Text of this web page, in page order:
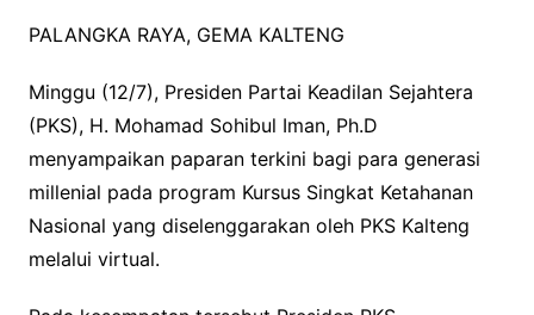
PALANGKA RAYA, GEMA KALTENG
Minggu (12/7), Presiden Partai Keadilan Sejahtera
(PKS), H. Mohamad Sohibul Iman, Ph.D
menyampaikan paparan terkini bagi para generasi
millenial pada program Kursus Singkat Ketahanan
Nasional yang diselenggarakan oleh PKS Kalteng
melalui virtual.